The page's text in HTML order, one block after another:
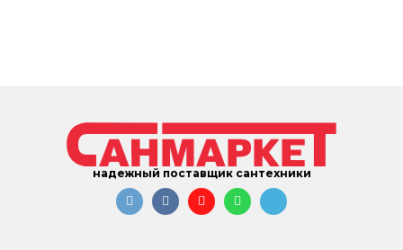
надежный поставщик сантехники